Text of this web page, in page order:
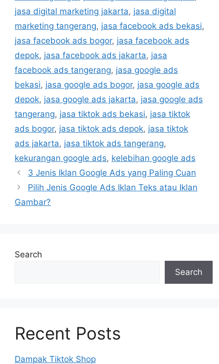
jasa digital marketing jakarta, jasa digital
marketing tangerang, jasa facebook ads bekasi,
jasa facebook ads bogor, jasa facebook ads
depok, jasa facebook ads jakarta, jasa
facebook ads tangerang, jasa google ads
bekasi, jasa google ads bogor, jasa google ads
depok, jasa google ads jakarta, jasa google ads
tangerang, jasa tiktok ads bekasi, jasa tiktok
ads bogor, jasa tiktok ads depok, jasa tiktok
ads jakarta, jasa tiktok ads tangerang,
kekurangan google ads, kelebihan google ads
3 Jenis Iklan Google Ads yang Paling Cuan
Pilih Jenis Google Ads Iklan Teks atau Iklan
Gambar?
Search
Search
Recent Posts
Dampak Tiktok Shop